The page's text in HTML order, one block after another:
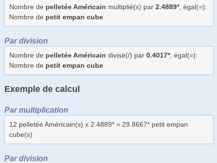
Nombre de pelletée Américain multiplié(x) par 2.4889*, égal(=):
Nombre de petit empan cube
Par division
Nombre de pelletée Américain divisé(/) par 0.4017*, égal(=):
Nombre de petit empan cube
Exemple de calcul
Par multiplication
12 pelletée Américain(s) x 2.4889* = 29.8667* petit empan
cube(s)
Par division